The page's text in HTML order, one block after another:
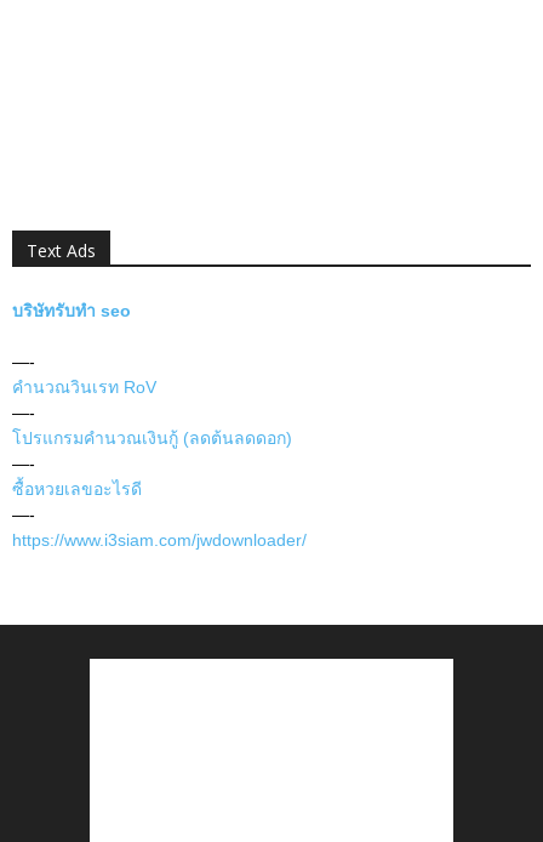
Text Ads
บริษัทรับทำ seo
—-
คำนวณวินเรท RoV
—-
โปรแกรมคำนวณเงินกู้ (ลดต้นลดดอก)
—-
ซื้อหวยเลขอะไรดี
—-
https://www.i3siam.com/jwdownloader/